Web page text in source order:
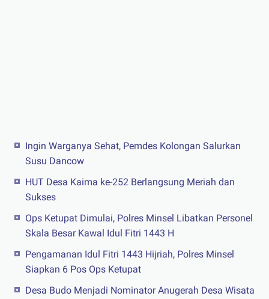
Ingin Warganya Sehat, Pemdes Kolongan Salurkan
Susu Dancow
HUT Desa Kaima ke-252 Berlangsung Meriah dan
Sukses
Ops Ketupat Dimulai, Polres Minsel Libatkan Personel
Skala Besar Kawal Idul Fitri 1443 H
Pengamanan Idul Fitri 1443 Hijriah, Polres Minsel
Siapkan 6 Pos Ops Ketupat
Desa Budo Menjadi Nominator Anugerah Desa Wisata